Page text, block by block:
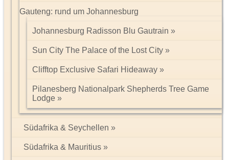
Gauteng: rund um Johannesburg
Johannesburg Radisson Blu Gautrain
Sun City The Palace of the Lost City
Clifftop Exclusive Safari Hideaway
Pilanesberg Nationalpark Shepherds Tree Game
Lodge
Südafrika & Seychellen
Südafrika & Mauritius